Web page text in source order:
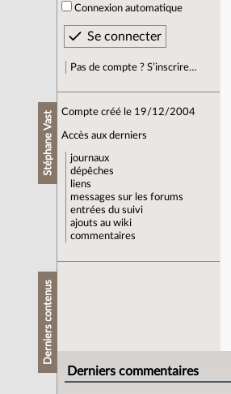
Connexion automatique
Pas de compte ? S’inscrire…
Stéphane Vast Compte créé le 19/12/2004
Accès aux derniers
journaux
dépêches
liens
messages sur les forums
entrées du suivi
ajouts au wiki
commentaires
Derniers contenus
Derniers commentaires